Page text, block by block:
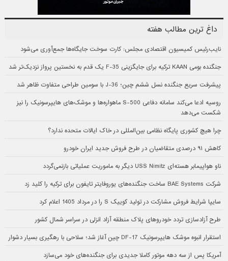
داغ ترین مطالب هفته
نایب‌رئیس کمیسیون اقتصادی مجلس: کارت سوخت جایگاه‌ها جمع‌آوری می‌شود
جنگنده بومی KAAN ترکیه برای جایگزینی F-35 یک قدم به نخستین پرواز نزدیک‌تر شد
پیشرفت سریع جنگنده نسل ششم چین؛ J-36 با سومین طراحی متفاوت ظاهر شد
روسیه ادعا می‌کند سامانه دفاعی S-500 ماهواره‌ها و موشک‌های هایپرسونیک را نیز
شکست می‌دهد
چرا هیچ کشوری پایگاه نظامی بین‌المللی در خاک ایالات متحده ندارد؟
کاهش ۹۱ درصدی متقاضیان در طرح فروش جدید ایران خودرو
ناو هواپیمابر هسته‌ای USS Nimitz دیگر به ماموریت عملیاتی بازنمی‌گردد
شرکت BAE Systems ساخت جنگنده‌های یوروفایتر تایفون برای ترکیه را کلید زد
سایپا شرایط فروش مشارکت در تولید کوییک S را در مرداد 1405 اعلام کرد
طرح آزادسازی تردد خودروهای پلاک منطقه آزاد انزلی در سراسر شمال کشور
استقرار انبوه موشک هایپرسونیک DF-17 چین آغاز شد؛ سلاحی با رهگیری بسیار دشوار
آمریکا پس از سه دهه موتور کاملا جدیدی برای جنگنده‌های خود می‌سازد